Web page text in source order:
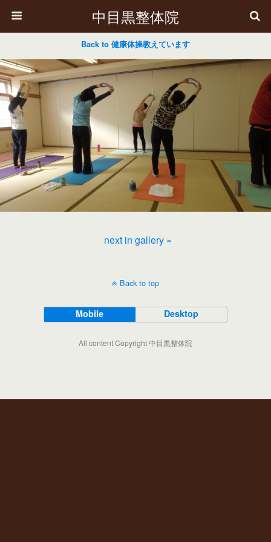
中目黒整体院
Back to 健康体操教えています
next in gallery »
Back to top
Mobile Desktop
All content Copyright 中目黒整体院